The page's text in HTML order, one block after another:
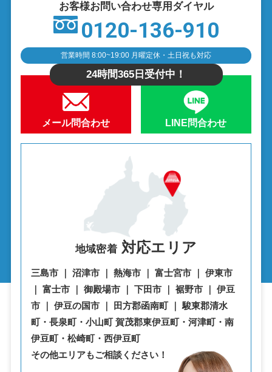
お客様お問い合わせ専用ダイヤル
0120-136-910
営業時間 8:00~19:00 月曜定休・土日祝も対応
24時間365日受付中！
メール問合わせ LINE問合わせ
地域密着対応エリア
三島市 ｜ 沼津市 ｜ 熱海市 ｜ 富士宮市 ｜ 伊東市
｜ 富士市 ｜ 御殿場市 ｜ 下田市 ｜ 裾野市 ｜ 伊豆
市 ｜ 伊豆の国市 ｜ 田方郡函南町 ｜ 駿東郡清水
町・⾧泉町・小山町 賀茂郡東伊豆町・河津町・南
伊豆町・松崎町・西伊豆町
その他エリアもご相談ください！